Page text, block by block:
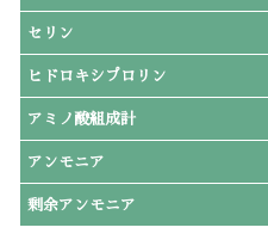
セリン
ヒドロキシプロリン
アミノ酸組成計
アンモニア
剰余アンモニア